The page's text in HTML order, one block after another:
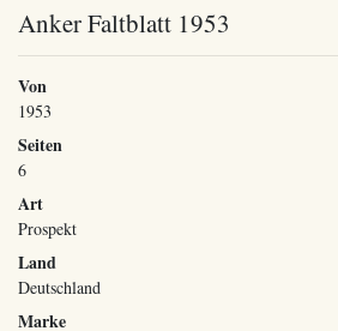
Anker Faltblatt 1953
Von
1953
Seiten
6
Art
Prospekt
Land
Deutschland
Marke